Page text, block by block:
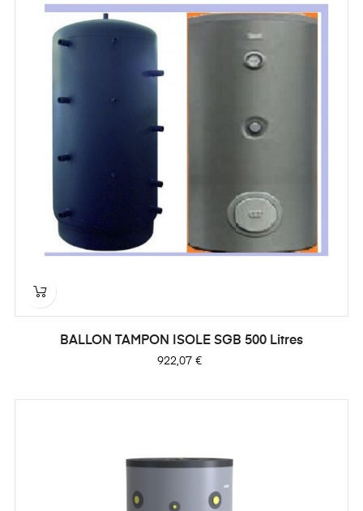
BALLON TAMPON ISOLE SGB 500 Litres
Prix
922,07 €